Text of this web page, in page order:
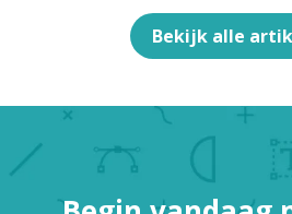
Bekijk alle